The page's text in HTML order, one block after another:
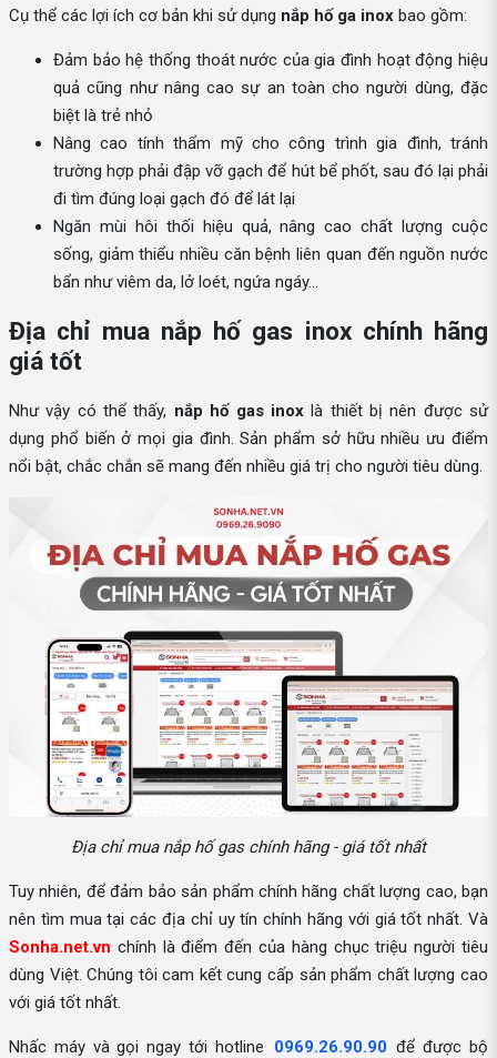
Cụ thể các lợi ích cơ bản khi sử dụng nắp hố ga inox bao gồm:
Đảm bảo hệ thống thoát nước của gia đình hoạt động hiệu
quả cũng như nâng cao sự an toàn cho người dùng, đặc
biệt là trẻ nhỏ
Nâng cao tính thẩm mỹ cho công trình gia đình, tránh
trường hợp phải đập vỡ gạch để hút bể phốt, sau đó lại phải
đi tìm đúng loại gạch đó để lát lại
Ngăn mùi hôi thối hiệu quả, nâng cao chất lượng cuộc
sống, giảm thiểu nhiều căn bệnh liên quan đến nguồn nước
bẩn như viêm da, lở loét, ngứa ngáy…
Địa chỉ mua nắp hố gas inox chính hãng
giá tốt
Như vậy có thể thấy, nắp hố gas inoxlà thiết bị nên được sử
dụng phổ biến ở mọi gia đình. Sản phẩm sở hữu nhiều ưu điểm
nổi bật, chắc chắn sẽ mang đến nhiều giá trị cho người tiêu dùng.
Địa chỉ mua nắp hố gas chính hãng - giá tốt nhất
Tuy nhiên, để đảm bảo sản phẩm chính hãng chất lượng cao, bạn
nên tìm mua tại các địa chỉ uy tín chính hãng với giá tốt nhất. Và
Sonha.net.vn chính là điểm đến của hàng chục triệu người tiêu
dùng Việt. Chúng tôi cam kết cung cấp sản phẩm chất lượng cao
với giá tốt nhất.
Nhấc máy và gọi ngay tới hotline 0969.26.90.90 để được bộ